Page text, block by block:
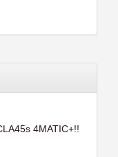
4MATIC+!!